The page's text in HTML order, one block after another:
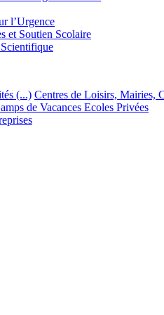
l’Urgence
et Soutien Scolaire
(...) Centres de Loisirs, Mairies,
de Vacances Ecoles Privées